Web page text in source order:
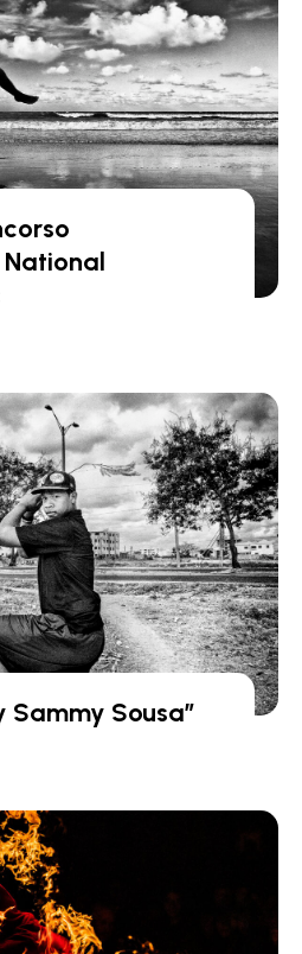
Sammy Sousa”